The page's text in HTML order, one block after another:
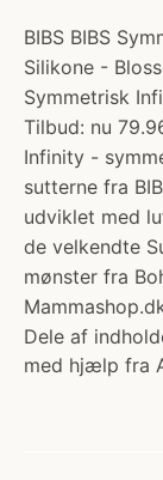
BIBS BIBS
Silikone -
Symmetrisk
Tilbud: nu
Infinity -
sutterne fra
udviklet med
de velkendte
mønster fra
Dele af
med hjælp fra